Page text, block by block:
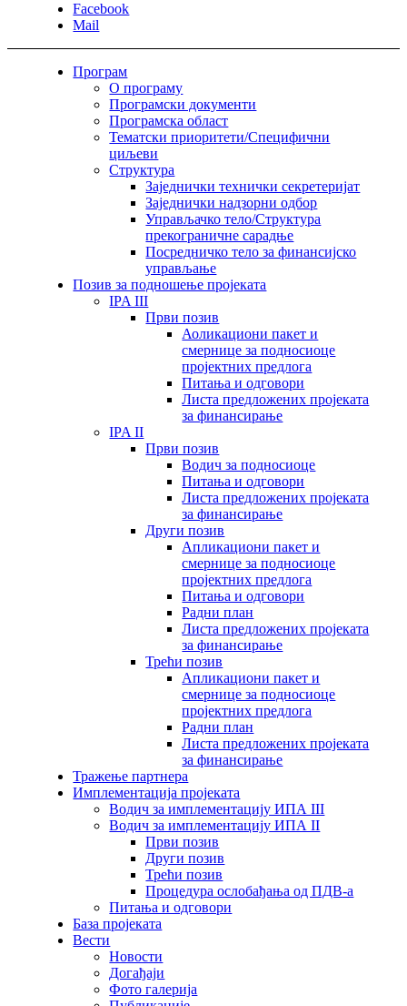
Facebook
Mail
Програм
О програму
Програмски документи
Програмска област
Тематски приоритети/Специфични
циљеви
Структура
Заједнички технички секретеријат
Заједнички надзорни одбор
Управљачко тело/Структура
прекограничне сарадње
Посредничко тело за финансијско
управљање
Позив за подношење пројеката
IPA III
Први позив
Аоликациони пакет и
смернице за подносиоце
пројектних предлога
Питања и одговори
Листа предложених пројеката
за финансирање
IPA II
Први позив
Водич за подносиоце
Питања и одговори
Листа предложених пројеката
за финансирање
Други позив
Апликациони пакет и
смернице за подносиоце
пројектних предлога
Питања и одговори
Радни план
Листа предложених пројеката
за финансирање
Трећи позив
Апликациони пакет и
смернице за подносиоце
пројектних предлога
Радни план
Листа предложених пројеката
за финансирање
Тражење партнера
Имплементација пројеката
Водич за имплементацију ИПА III
Водич за имплементацију ИПА II
Први позив
Други позив
Трећи позив
Процедура ослобађања од ПДВ-а
Питања и одговори
База пројеката
Вести
Новости
Догађаји
Фото галерија